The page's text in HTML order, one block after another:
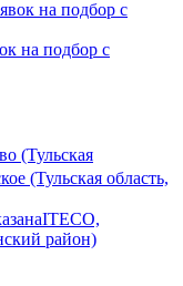
на подбор с
(Тульская
(Тульская область,
ITECO,
район)